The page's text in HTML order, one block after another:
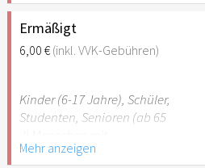
Ermäßigt
6,00 €(inkl. VVK-Gebühren)
Kinder (6-17 Jahre), Schüler,
Studenten, Senioren (ab 65
Behinderung (ab 50%),
Mehr anzeigen